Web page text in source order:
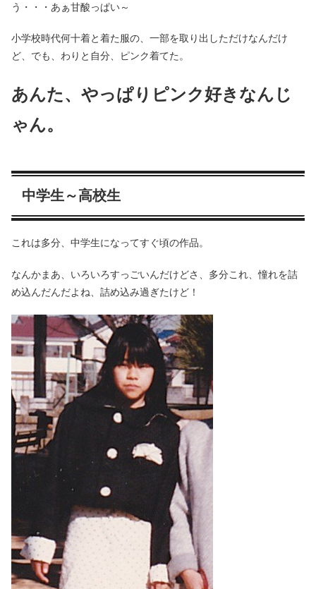
う・・・あぁ甘酸っぱい～
小学校時代何十着と着た服の、一部を取り出しただけなんだけ
ど、でも、わりと自分、ピンク着てた。
あんた、やっぱりピンク好きなんじ
ゃん。
中学生～高校生
これは多分、中学生になってすぐ頃の作品。
なんかまあ、いろいろすっごいんだけどさ、多分これ、憧れを詰
め込んだんだよね、詰め込み過ぎたけど！